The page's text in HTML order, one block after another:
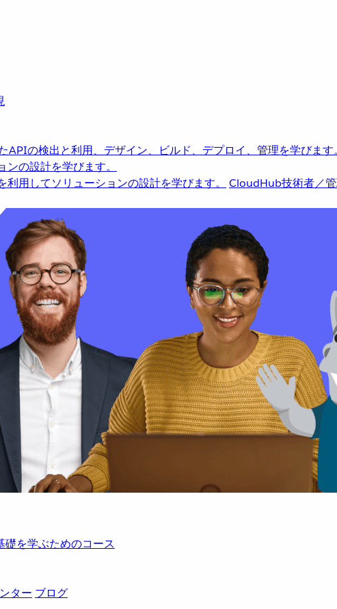
APIの検出と利用、デザイン、ビルド、デプロイ、管理を学びます。
の設計を学びます。
用してソリューションの設計を学びます。 CloudHub技術者／
を学ぶためのコース
ター ブログ